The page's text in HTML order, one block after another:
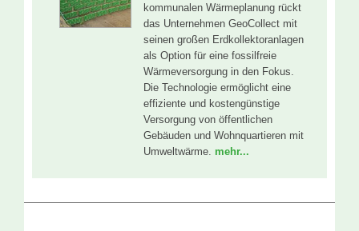
kommunalen Wärmeplanung rückt
das Unternehmen GeoCollect mit
seinen großen Erdkollektoranlagen
als Option für eine fossilfreie
Wärmeversorgung in den Fokus.
Die Technologie ermöglicht eine
effiziente und kostengünstige
Versorgung von öffentlichen
Gebäuden und Wohnquartieren mit
Umweltwärme. mehr...